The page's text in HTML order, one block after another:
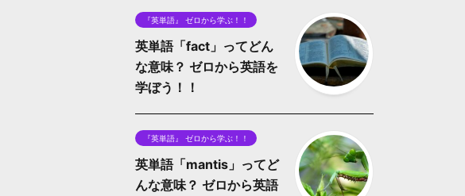
『英単語』 ゼロから学ぶ！！
英単語「fact」ってどん
な意味？ ゼロから英語を
学ぼう！！
『英単語』 ゼロから学ぶ！！
英単語「mantis」ってど
んな意味？ ゼロから英語